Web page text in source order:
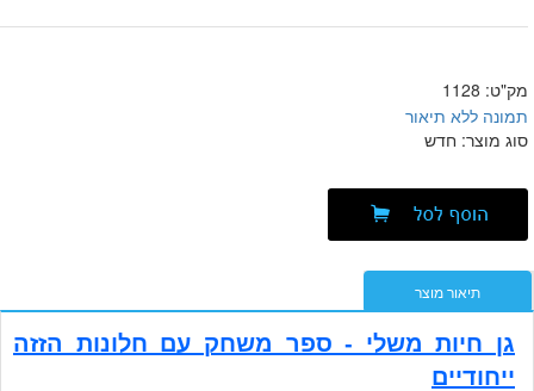
מק"ט: 1128
סוג מוצר: חדש
תיאור מוצר
גן חיות משלי - ספר משחק עם חלונות הזזה
ייחודיים